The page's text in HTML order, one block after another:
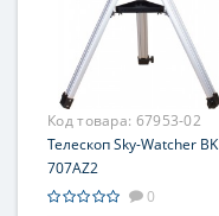
Максимальное полезное
увеличение, крат:
140
Код товара: 67953-02
Телескоп Sky-Watcher BK
707AZ2
0